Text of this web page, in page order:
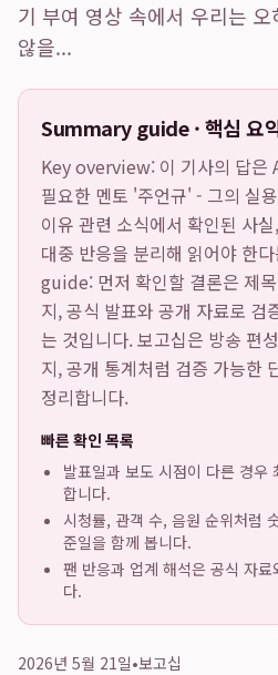
기 부여 영상 속에서 우리는
않을...
Summary guide · 핵심 요
Key overview: 이 기사의 답은
필요한 멘토 '주언규' - 그의 실
이유 관련 소식에서 확인된 사
대중 반응을 분리해 읽어야 한
guide: 먼저 확인할 결론은 제
지, 공식 발표와 공개 자료로 검
는 것입니다. 보고십은 방송 편
지, 공개 통계처럼 검증 가능한
정리합니다.
빠른 확인 목록
발표일과 보도 시점이 다른 경우
합니다.
시청률, 관객 수, 음원 순위처럼
준일을 함께 봅니다.
팬 반응과 업계 해석은 공식 자
다.
2026년 5월 21일•보고십